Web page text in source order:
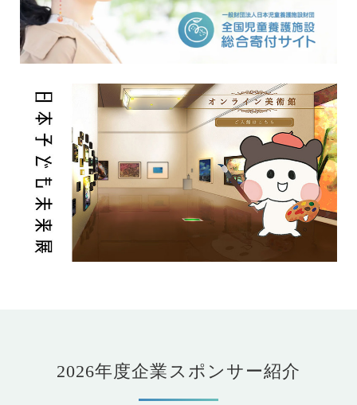
2026年度企業スポンサー紹介